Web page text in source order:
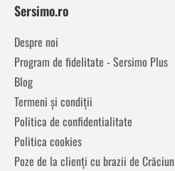
Sersimo.ro
Despre noi
Program de fidelitate - Sersimo Plus
Blog
Termeni și condiții
Politica de confidentialitate
Politica cookies
Poze de la clienți cu brazii de Crăciun